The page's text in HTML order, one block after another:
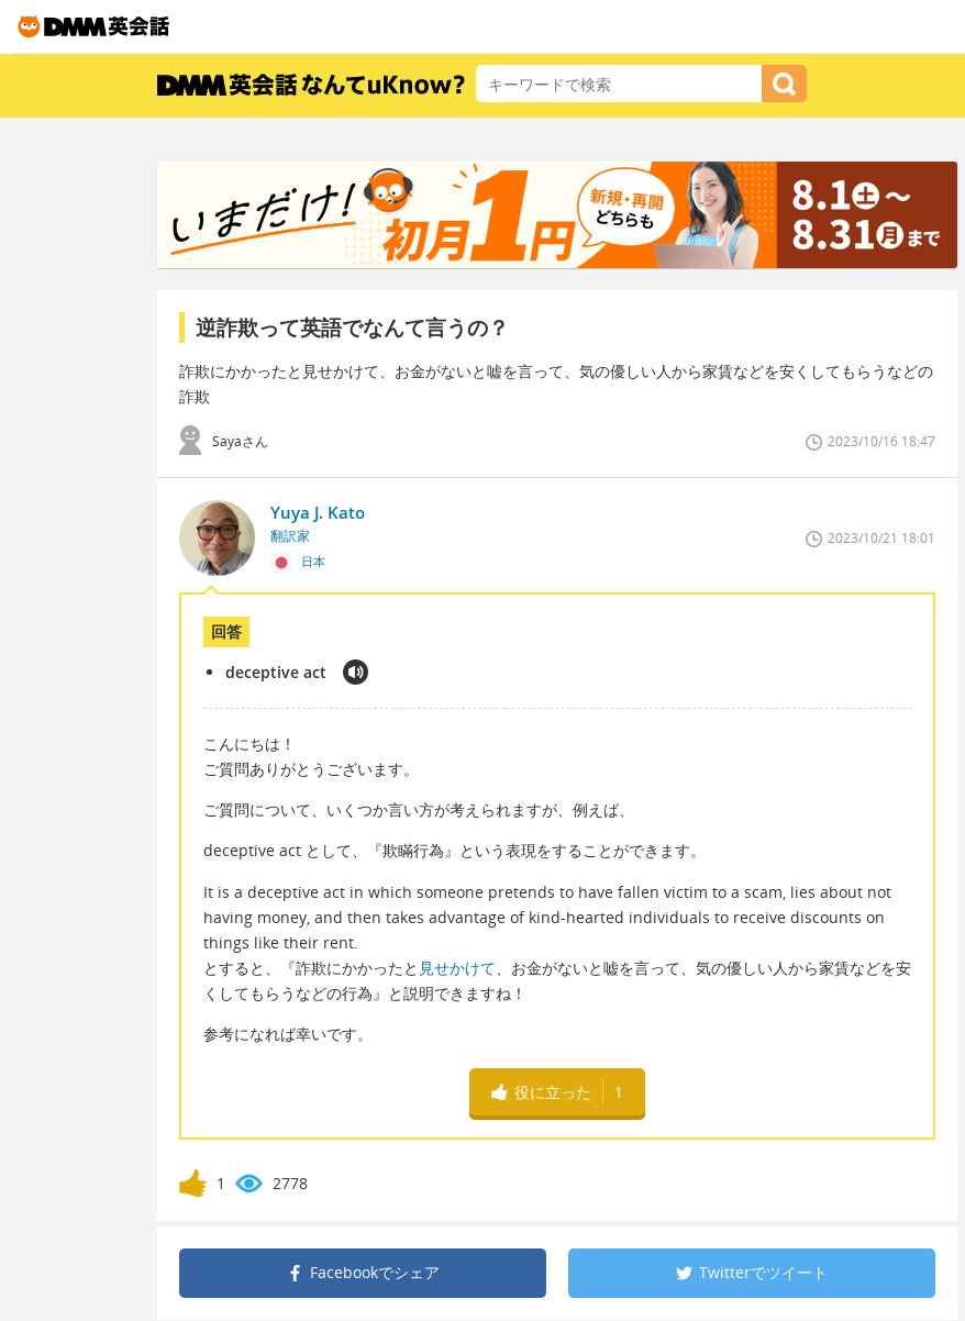
逆詐欺って英語でなんて言うの？
詐欺にかかったと見せかけて、お金がないと嘘を言って、気の優しい人から家賃などを安くしてもらうなどの
詐欺
Sayaさん 2023/10/16 18:47
Yuya J. Kato
翻訳家
日本
2023/10/21 18:01
回答
deceptive act
こんにちは！
ご質問ありがとうございます。
ご質問について、いくつか言い方が考えられますが、例えば、
deceptive act として、『欺瞞行為』という表現をすることができます。
It is a deceptive act in which someone pretends to have fallen victim to a scam, lies about not
having money, and then takes advantage of kind-hearted individuals to receive discounts on
things like their rent.
とすると、『詐欺にかかったと 見せかけて、お金がないと嘘を言って、気の優しい人から家賃などを安
くしてもらうなどの行為』と説明できますね！
参考になれば幸いです。
役に立った 1
1 2778
Facebookでシェア Twitterでツイート